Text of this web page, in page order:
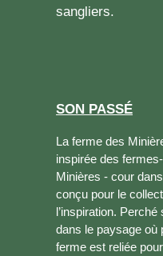
sangliers.
SON PASSÉ
La ferme des
inspirée des
Minières - cour
conçu pour le
l’inspiration.
dans le paysage où
ferme est reliée